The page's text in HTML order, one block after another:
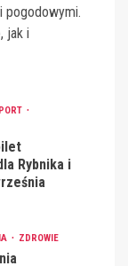
pogodowymi.
jak i
Rybnika i
ZDROWIE